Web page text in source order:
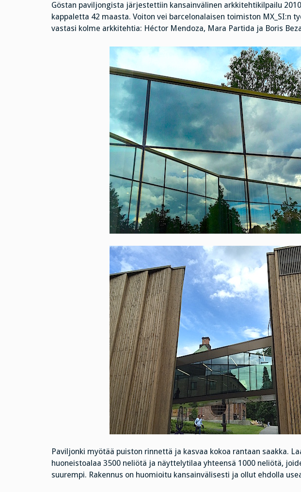
Göstan paviljongista järjestettiin kansainvälinen arkkitehtikilpailu
kappaletta 42 maasta. Voiton vei barcelonalaisen toimiston MX_SI:n
vastasi kolme arkkitehtia: Héctor Mendoza, Mara Partida ja Boris
Paviljonki myötää puiston rinnettä ja kasvaa kokoa rantaan saakka.
huoneistoalaa 3500 neliötä ja näyttelytilaa yhteensä 1000 neliötä,
suurempi. Rakennus on huomioitu kansainvälisesti ja ollut ehdolla